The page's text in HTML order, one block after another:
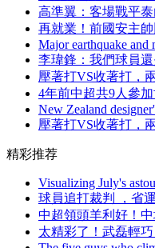
高準翼：客場戰
再就業 ！前國安
Major earthquake and
李瑋鋒：我們球
壓著打VS收著打 
4年前中超共9人參
New Zealand
壓著打VS收著打
精彩推荐
Visualizing July's
球員追打裁判 ，省
中超領頭羊利好
太精彩了 ！武磊